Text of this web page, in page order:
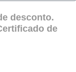
desconto.
de